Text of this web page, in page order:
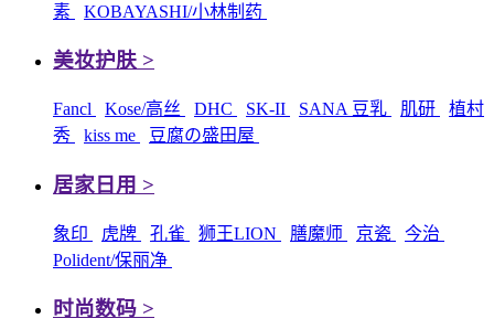
素
KOBAYASHI/小林制药
美妆护肤 >
Fancl Kose/高丝 DHC SK-II SANA 豆乳 肌研
植村
秀
kiss me 豆腐の盛田屋
居家日用 >
象印 虎牌 孔雀 狮王LION 膳魔师 京瓷
今治
Polident/保丽净
时尚数码 >